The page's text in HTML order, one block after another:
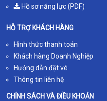
Hồ sơ năng lực (PDF)
HỖ TRỢ KHÁCH HÀNG
Hình thức thanh toán
Khách hàng Doanh Nghiệp
Hướng dẫn đặt vé
Thông tin liên hệ
CHÍNH SÁCH VÀ ĐIỀU KHOẢN